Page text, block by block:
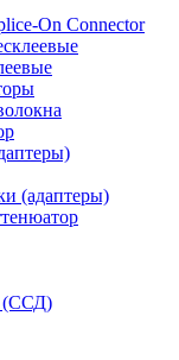
On Connector
(адаптеры)
(ССД)